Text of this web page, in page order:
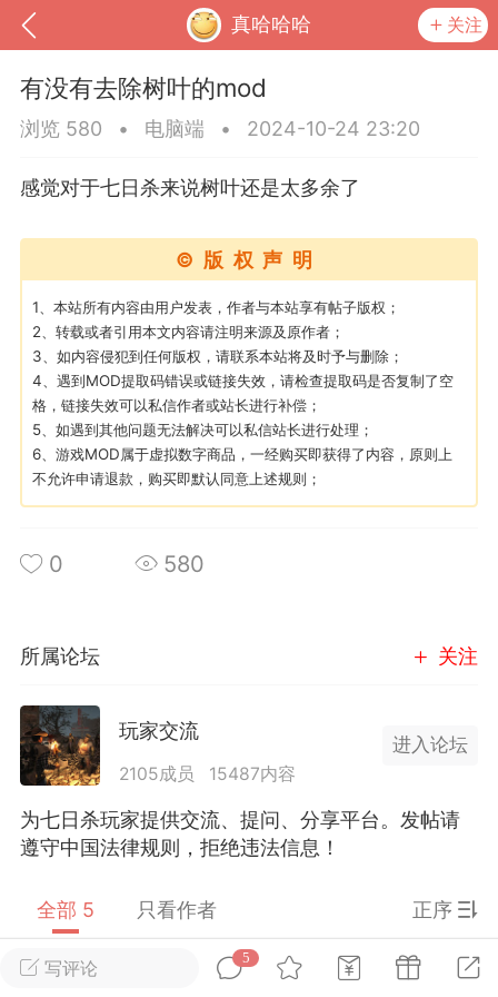
真哈哈哈 关注
我的钱包 道具 排行榜
MOD下载 攻略教程 联机招募
大人
单机辅助引流私下售卖服务器外挂！
作弊模组在联机服务器使用,为了维护游
环境，中文网特此发布以下声明，规范
模组的发布行为：1. *...
汉
大人
Lv.8
写评论
5
有没有去除树叶的mod
浏览 580 • 电脑端 • 2024-10-24 23:20
感觉对于七日杀来说树叶还是太多余了
©版权声明
1、本站所有内容由用户发表，作者与本站享有帖子版权；
2、转载或者引用本文内容请注明来源及原作者；
3、如内容侵犯到任何版权，请联系本站将及时予与删除；
4、遇到MOD提取码错误或链接失效，请检查提取码是否复制了空
格，链接失效可以私信作者或站长进行补偿；
5、如遇到其他问题无法解决可以私信站长进行处理；
6、游戏MOD属于虚拟数字商品，一经购买即获得了内容，原则上
不允许申请退款，购买即默认同意上述规则；
0 580
所属论坛 关注
玩家交流
2105成员 15487内容
进入论坛
为七日杀玩家提供交流、提问、分享平台。发帖请
遵守中国法律规则，拒绝违法信息！
全部 5 只看作者 正序